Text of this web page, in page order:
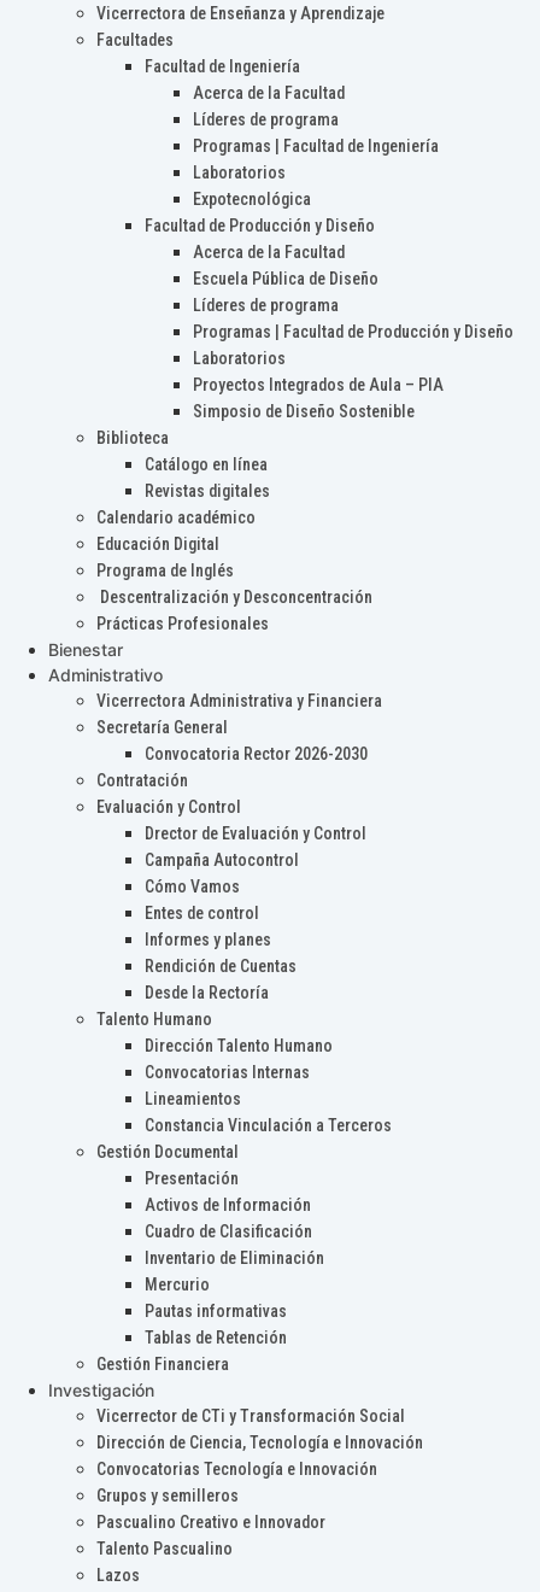
Vicerrectora de Enseñanza y Aprendizaje
Facultades
Facultad de Ingeniería
Acerca de la Facultad
Líderes de programa
Programas | Facultad de Ingeniería
Laboratorios
Expotecnológica
Facultad de Producción y Diseño
Acerca de la Facultad
Escuela Pública de Diseño
Líderes de programa
Programas | Facultad de Producción y Diseño
Laboratorios
Proyectos Integrados de Aula – PIA
Simposio de Diseño Sostenible
Biblioteca
Catálogo en línea
Revistas digitales
Calendario académico
Educación Digital
Programa de Inglés
Descentralización y Desconcentración
Prácticas Profesionales
Bienestar
Administrativo
Vicerrectora Administrativa y Financiera
Secretaría General
Convocatoria Rector 2026-2030
Contratación
Evaluación y Control
Drector de Evaluación y Control
Campaña Autocontrol
Cómo Vamos
Entes de control
Informes y planes
Rendición de Cuentas
Desde la Rectoría
Talento Humano
Dirección Talento Humano
Convocatorias Internas
Lineamientos
Constancia Vinculación a Terceros
Gestión Documental
Presentación
Activos de Información
Cuadro de Clasificación
Inventario de Eliminación
Mercurio
Pautas informativas
Tablas de Retención
Gestión Financiera
Investigación
Vicerrector de CTi y Transformación Social
Dirección de Ciencia, Tecnología e Innovación
Convocatorias Tecnología e Innovación
Grupos y semilleros
Pascualino Creativo e Innovador
Talento Pascualino
Lazos